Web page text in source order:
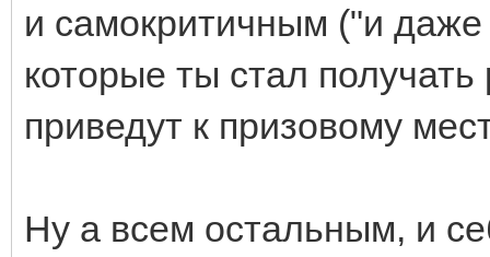
и самокритичным ("и
которые ты стал
приведут к призовому
Ну а всем остальным, и